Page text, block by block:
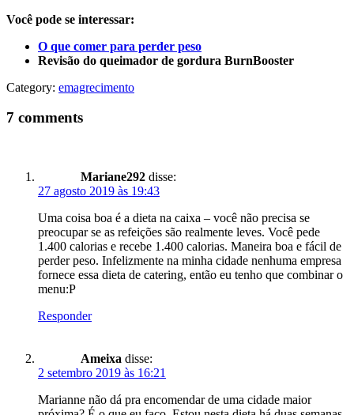
Você pode se interessar:
O que comer para perder peso
Revisão do queimador de gordura BurnBooster
Category: emagrecimento
7 comments
Mariane292 disse:
27 agosto 2019 às 19:43
Uma coisa boa é a dieta na caixa – você não precisa se
preocupar se as refeições são realmente leves. Você pede
1.400 calorias e recebe 1.400 calorias. Maneira boa e fácil de
perder peso. Infelizmente na minha cidade nenhuma empresa
fornece essa dieta de catering, então eu tenho que combinar o
menu:P
Responder
Ameixa disse:
2 setembro 2019 às 16:21
Marianne não dá pra encomendar de uma cidade maior